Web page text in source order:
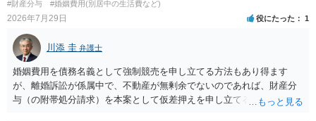
#財産分与 #婚姻費用(別居中の生活費など)
2026年7月29日 役にたった 1
川添 圭 弁護士
婚姻費用を債務名義として強制競売を申し立てる方法もあり得ます
が、離婚訴訟が係属中で、不動産が無剰余でないのであれば、財産分
与（の附帯処分請求）を本案として仮差押えを申し立てる（法的には